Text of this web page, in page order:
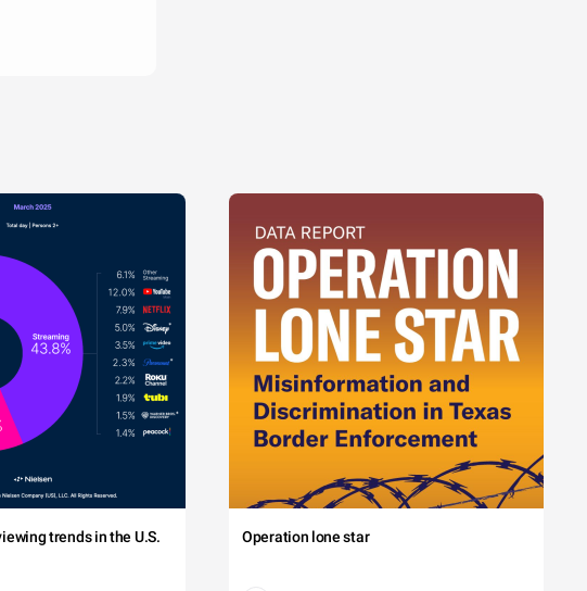
trends in the U.S. Operation lone star